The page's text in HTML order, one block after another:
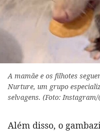
A mamãe e os filhotes
Nurture, um grupo
selvagens. (Foto:
Além disso, o